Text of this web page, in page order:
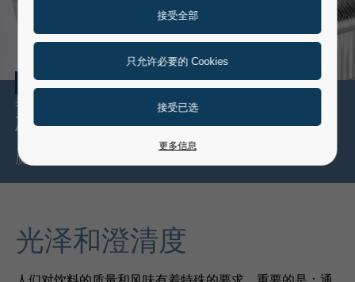
饮料
果汁、葡萄酒和烈酒
确保工艺安全
质量可以品鉴。我们在饮料过滤领域拥有数十年丰富的经验。
光泽和澄清度
更多信息